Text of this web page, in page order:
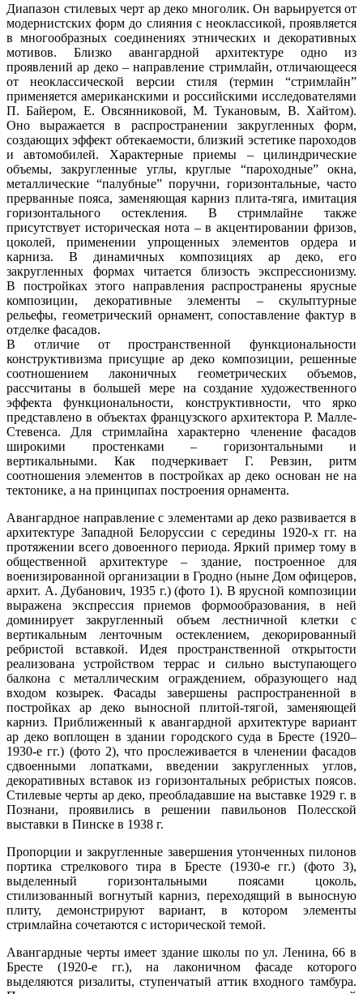
Диапазон стилевых черт ар деко многолик. Он варьируется от
модернистских форм до слияния с неоклассикой, проявляется
в многообразных соединениях этнических и декоративных
мотивов. Близко авангардной архитектуре одно из
проявлений ар деко – направление стримлайн, отличающееся
от неоклассической версии стиля (термин “стримлайн”
применяется американскими и российскими исследователями
П. Байером, Е. Овсянниковой, М. Тукановым, В. Хайтом).
Оно выражается в распространении закругленных форм,
создающих эффект обтекаемости, близкий эстетике пароходов
и автомобилей. Характерные приемы – цилиндрические
объемы, закругленные углы, круглые “пароходные” окна,
металлические “палубные” поручни, горизонтальные, часто
прерванные пояса, заменяющая карниз плита-тяга, имитация
горизонтального остекления. В стримлайне также
присутствует историческая нота – в акцентировании фризов,
цоколей, применении упрощенных элементов ордера и
карниза. В динамичных композициях ар деко, его
закругленных формах читается близость экспрессионизму.
В постройках этого направления распространены ярусные
композиции, декоративные элементы – скульптурные
рельефы, геометрический орнамент, сопоставление фактур в
отделке фасадов.
В отличие от пространственной функциональности
конструктивизма присущие ар деко композиции, решенные
соотношением лаконичных геометрических объемов,
рассчитаны в большей мере на создание художественного
эффекта функциональности, конструктивности, что ярко
представлено в объектах французского архитектора Р. Малле-
Стевенса. Для стримлайна характерно членение фасадов
широкими простенками – горизонтальными и
вертикальными. Как подчеркивает Г. Ревзин, ритм
соотношения элементов в постройках ар деко основан не на
тектонике, а на принципах построения орнамента.
Авангардное направление с элементами ар деко развивается в
архитектуре Западной Белоруссии с середины 1920-х гг. на
протяжении всего довоенного периода. Яркий пример тому в
общественной архитектуре – здание, построенное для
военизированной организации в Гродно (ныне Дом офицеров,
архит. А. Дубанович, 1935 г.) (фото 1). В ярусной композиции
выражена экспрессия приемов формообразования, в ней
доминирует закругленный объем лестничной клетки с
вертикальным ленточным остеклением, декорированный
ребристой вставкой. Идея пространственной открытости
реализована устройством террас и сильно выступающего
балкона с металлическим ограждением, образующего над
входом козырек. Фасады завершены распространенной в
постройках ар деко выносной плитой-тягой, заменяющей
карниз. Приближенный к авангардной архитектуре вариант
ар деко воплощен в здании городского суда в Бресте (1920–
1930-е гг.) (фото 2), что прослеживается в членении фасадов
сдвоенными лопатками, введении закругленных углов,
декоративных вставок из горизонтальных ребристых поясов.
Стилевые черты ар деко, преобладавшие на выставке 1929 г. в
Познани, проявились в решении павильонов Полесской
выставки в Пинске в 1938 г.
Пропорции и закругленные завершения утонченных пилонов
портика стрелкового тира в Бресте (1930-е гг.) (фото 3),
выделенный горизонтальными поясами цоколь,
стилизованный вогнутый карниз, переходящий в выносную
плиту, демонстрируют вариант, в котором элементы
стримлайна сочетаются с исторической темой.
Авангардные черты имеет здание школы по ул. Ленина, 66 в
Бресте (1920-е гг.), на лаконичном фасаде которого
выделяются ризалиты, ступенчатый аттик входного тамбура.